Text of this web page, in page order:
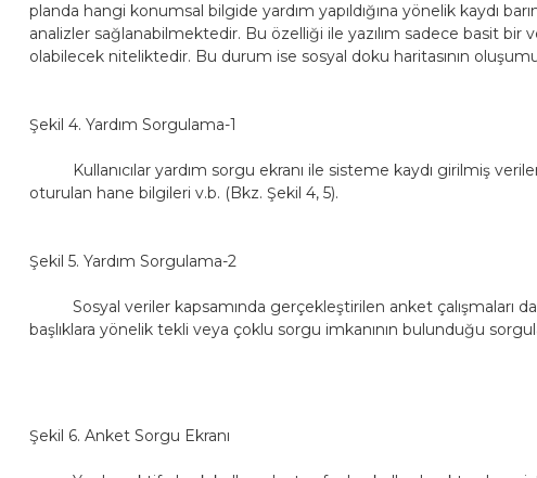
planda hangi konumsal bilgide yardım yapıldığına yönelik kaydı
analizler sağlanabilmektedir. Bu özelliği ile yazılım sadece basit bir
olabilecek niteliktedir. Bu durum ise sosyal doku haritasının
Şekil 4. Yardım Sorgulama-1
Kullanıcılar yardım sorgu ekranı ile sisteme kaydı girilmiş
oturulan hane bilgileri v.b. (Bkz. Şekil 4, 5).
Şekil 5. Yardım Sorgulama-2
Sosyal veriler kapsamında gerçekleştirilen anket çalışmaları da
başlıklara yönelik tekli veya çoklu sorgu imkanının bulunduğu
Şekil 6. Anket Sorgu Ekranı